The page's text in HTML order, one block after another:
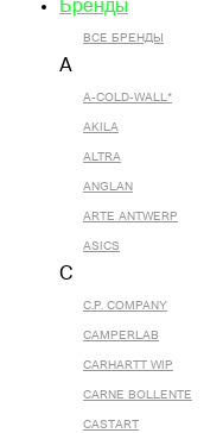
Бренды
ВСЕ БРЕНДЫ
A
A-COLD-WALL*
AKILA
ALTRA
ANGLAN
ARTE ANTWERP
ASICS
C
C.P. COMPANY
CAMPERLAB
CARHARTT WIP
CARNE BOLLENTE
CASTART